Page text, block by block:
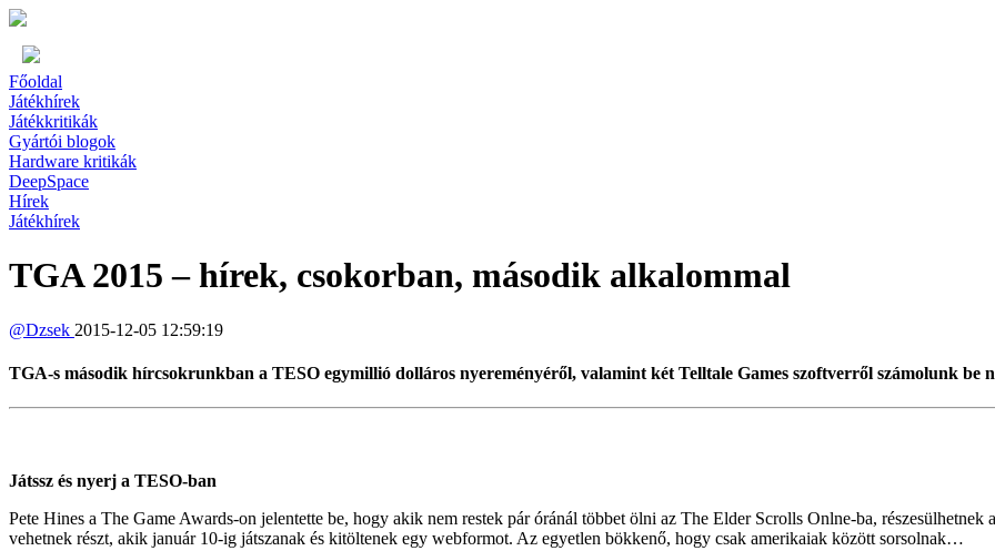
Főoldal
Játékhírek
Játékkritikák
Gyártói blogok
Hardware kritikák
DeepSpace
Hírek
Játékhírek
TGA 2015 – hírek, csokorban, második alkalommal
@Dzsek 2015-12-05 12:59:19
TGA-s második hírcsokrunkban a TESO egymillió dolláros nyereményéről, valamint két Telltale Games szoftverről számolunk be
Játssz és nyerj a TESO-ban
Pete Hines a The Game Awards-on jelentette be, hogy akik nem restek pár óránál többet ölni az The Elder Scrolls Onlne-ba,
vehetnek részt, akik január 10-ig játszanak és kitöltenek egy webformot. Az egyetlen bökkenő, hogy csak amerikaiak között sorsolnak…